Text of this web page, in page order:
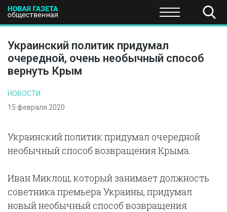
ПОЛИТИКА ЭКОНОМИКА НАУКА И
Украинский политик придумал
очередной, очень необычный способ
вернуть Крым
НОВОСТИ
15 февраля 2020
Украинский политик придумал очередной
необычный способ возвращения Крыма.
Иван Миклош, который занимает должность
советника премьера Украины, придумал
новый необычный способ возвращения